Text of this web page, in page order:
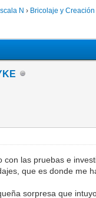
N › Bricolaje y Creación
las pruebas e
que es donde me
sorpresa que